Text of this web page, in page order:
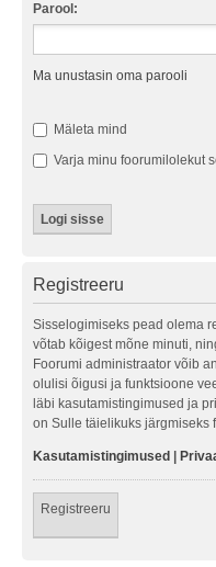
Parool:
Ma unustasin oma parooli
Mäleta mind
Varja minu foorumilolekut
Registreeru
Sisselogimiseks pead olema
võtab kõigest mõne minuti,
Foorumi administraator võib
olulisi õigusi ja funktsioone
läbi kasutamistingimused ja
on Sulle täielikuks järgmiseks
Kasutamistingimused
Registreeru